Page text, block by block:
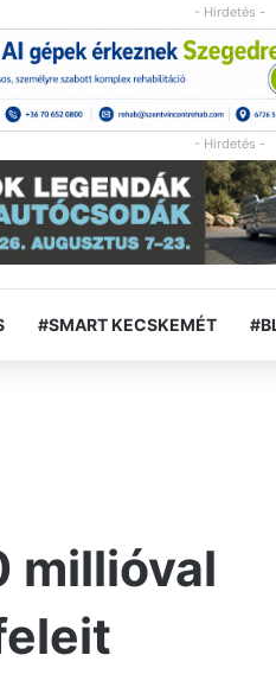
- Hirdetés -
- Hirdetés -
#SMART KECSKEMÉT
millióval